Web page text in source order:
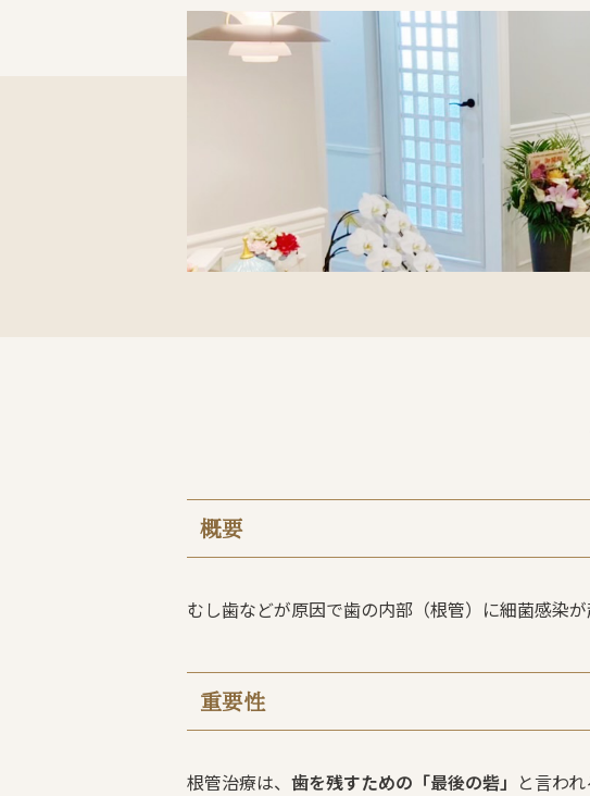
概要
むし歯などが原因で歯の内部（根管）に細菌感染
重要性
根管治療は、 歯を残すための「最後の砦」 と言われ